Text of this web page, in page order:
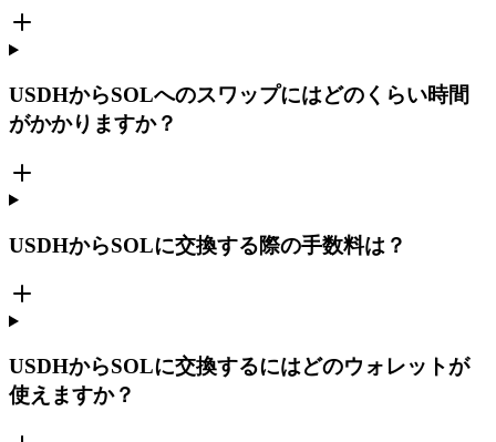
USDHからSOLへのスワップにはどのくらい時間
がかかりますか？
USDHからSOLに交換する際の手数料は？
USDHからSOLに交換するにはどのウォレットが
使えますか？